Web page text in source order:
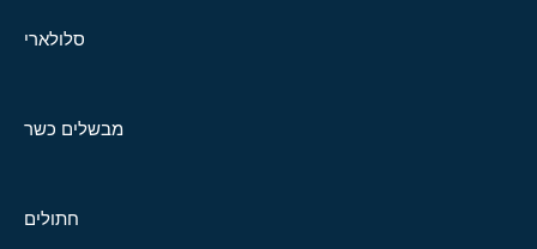
סלולארי
מבשלים כשר
חתולים